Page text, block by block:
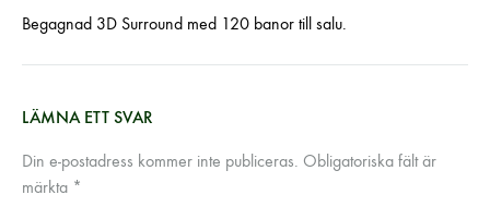
Begagnad 3D Surround med 120 banor till salu.
LÄMNA ETT SVAR
Din e-postadress kommer inte publiceras. Obligatoriska fält är
märkta *